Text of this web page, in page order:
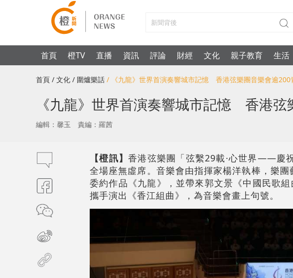
首頁 橙TV 直播 資訊 評論 財經 文化 親子教育 生活
首頁 / 文化 / 圍爐樂話 / 《九龍》世界首演奏響城市記憶 香港弦樂團音樂會逾200
《九龍》世界首演奏響城市記憶 香港
編輯：馨玉 責編：羅茜
【橙訊】香港弦樂團「弦繫29載·心世界——慶
全場座無虛席。音樂會由指揮家楊洋執棒，樂
委約作品《九龍》，並帶來郭文景《中國民歌
攜手演出《香江組曲》，為音樂會畫上句號。